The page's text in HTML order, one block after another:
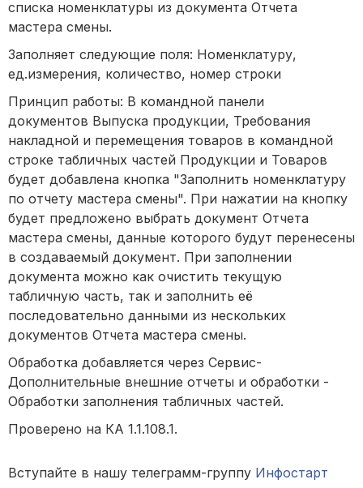
списка номенклатуры из документа Отчета
мастера смены.
Заполняет следующие поля: Номенклатуру,
ед.измерения, количество, номер строки
Принцип работы: В командной панели
документов Выпуска продукции, Требования
накладной и перемещения товаров в командной
строке табличных частей Продукции и Товаров
будет добавлена кнопка "Заполнить номенклатуру
по отчету мастера смены". При нажатии на кнопку
будет предложено выбрать документ Отчета
мастера смены, данные которого будут перенесены
в создаваемый документ. При заполнении
документа можно как очистить текущую
табличную часть, так и заполнить её
последовательно данными из нескольких
документов Отчета мастера смены.
Обработка добавляется через Сервис-
Дополнительные внешние отчеты и обработки -
Обработки заполнения табличных частей.
Проверено на КА 1.1.108.1.
Вступайте в нашу телеграмм-группу Инфостарт